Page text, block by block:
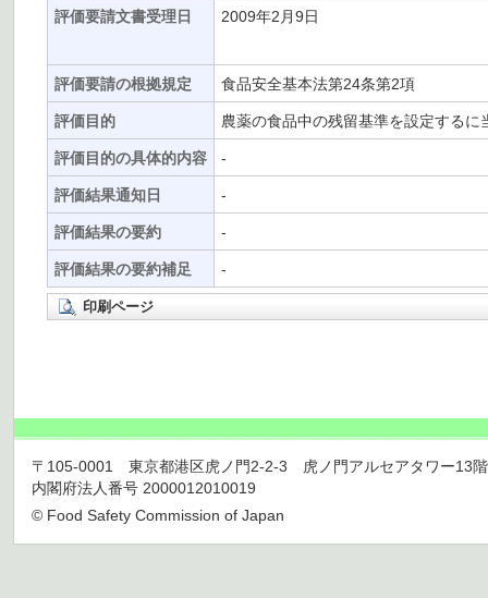
評価要請文書受理日 2009年2月9日
評価要請の根拠規定 食品安全基本法第24条第2項
評価目的 農薬の食品中の残留基準を設定するに
評価目的の具体的内容 -
評価結果通知日 -
評価結果の要約 -
評価結果の要約補足 -
印刷ページ
〒105-0001 東京都港区虎ノ門2-2-3 虎ノ門アルセアタワー13
内閣府法人番号 2000012010019
© Food Safety Commission of Japan